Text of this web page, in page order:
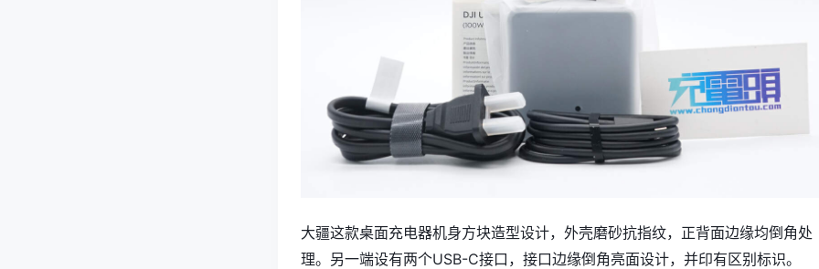
大疆这款桌面充电器机身方块造型设计，外壳磨砂抗指纹，正背面边缘均倒角处
理。另一端设有两个USB-C接口，接口边缘倒角亮面设计，并印有区别标识。